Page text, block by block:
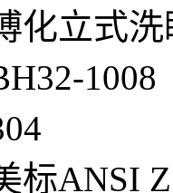
化立式
1008
标ANSI